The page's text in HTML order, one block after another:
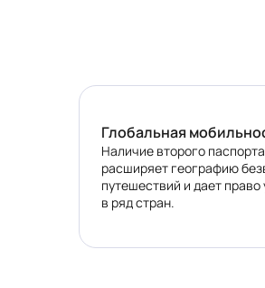
Глобальная
Наличие второго
расширяет географию
путешествий и дает
в ряд стран.